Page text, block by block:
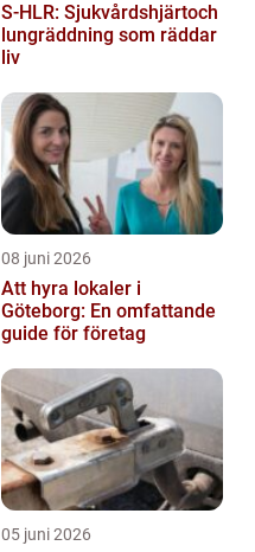
S-HLR: Sjukvårdshjärtoch
lungräddning som räddar
liv
08 juni 2026
Att hyra lokaler i
Göteborg: En omfattande
guide för företag
05 juni 2026